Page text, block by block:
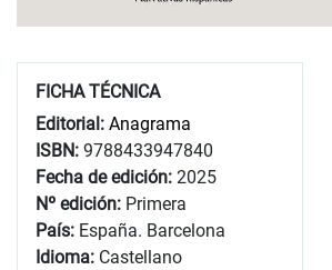
FICHA TÉCNICA
Editorial: Anagrama
ISBN: 9788433947840
Fecha de edición: 2025
Nº edición: Primera
País: España. Barcelona
Idioma: Castellano